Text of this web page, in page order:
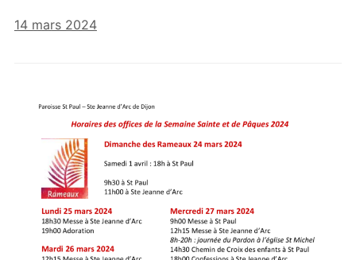
14 mars 2024